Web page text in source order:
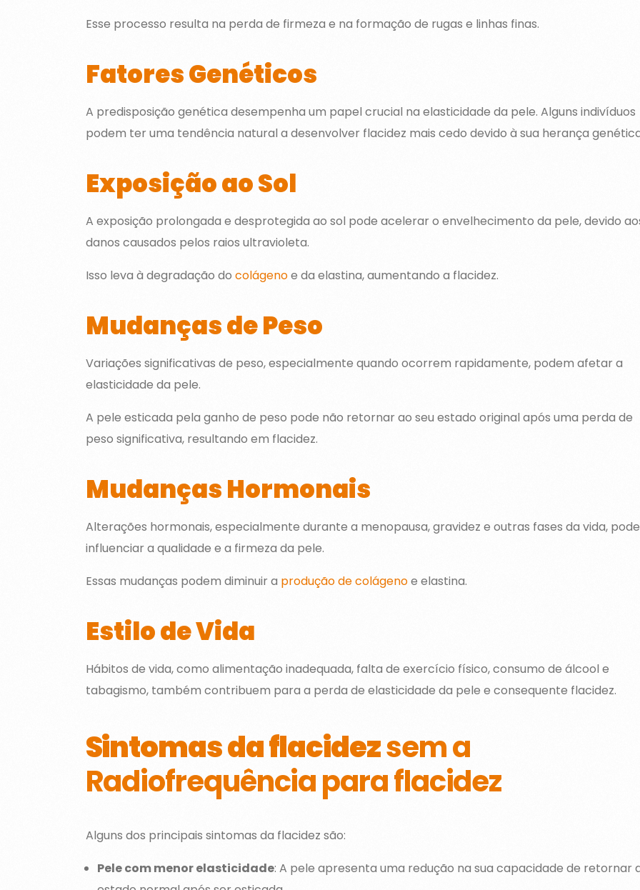
Esse processo resulta na perda de firmeza e na formação de rugas e linhas finas.
Fatores Genéticos
A predisposição genética desempenha um papel crucial na elasticidade da pele. Alguns indivíduos
podem ter uma tendência natural a desenvolver flacidez mais cedo devido à sua herança
Exposição ao Sol
A exposição prolongada e desprotegida ao sol pode acelerar o envelhecimento da pele, devido
danos causados pelos raios ultravioleta.
Isso leva à degradação do colágenoe da elastina, aumentando a flacidez.
Mudanças de Peso
Variações significativas de peso, especialmente quando ocorrem rapidamente, podem afetar a
elasticidade da pele.
A pele esticada pela ganho de peso pode não retornar ao seu estado original após uma perda de
peso significativa, resultando em flacidez.
Mudanças Hormonais
Alterações hormonais, especialmente durante a menopausa, gravidez e outras fases da vida,
influenciar a qualidade e a firmeza da pele.
Essas mudanças podem diminuir a produção de colágenoe elastina.
Estilo de Vida
Hábitos de vida, como alimentação inadequada, falta de exercício físico, consumo de álcool e
tabagismo, também contribuem para a perda de elasticidade da pele e consequente flacidez.
Sintomas da flacidezsem a
Radiofrequência para flacidez
Alguns dos principais sintomas da flacidez são:
Pele com menor elasticidade: A pele apresenta uma redução na sua capacidade de retornar